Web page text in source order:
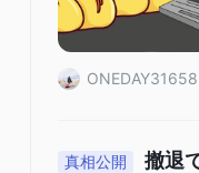
ONEDAY31658
真相公開 撤退